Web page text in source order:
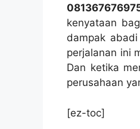
kenyataan
dampak
perjalanan ini
Dan ketika
perusahaan
[ez-toc]